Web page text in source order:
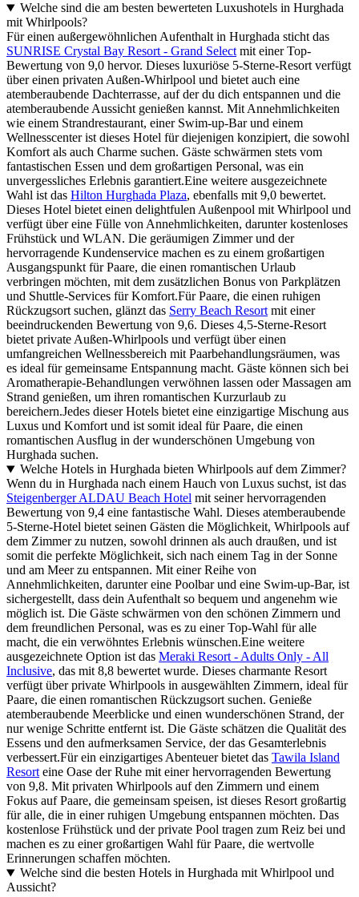
Welche sind die am besten bewerteten Luxushotels in Hurghada
mit Whirlpools?
Für einen außergewöhnlichen Aufenthalt in Hurghada sticht das
SUNRISE Crystal Bay Resort - Grand Select mit einer Top-
Bewertung von 9,0 hervor. Dieses luxuriöse 5-Sterne-Resort verfügt
über einen privaten Außen-Whirlpool und bietet auch eine
atemberaubende Dachterrasse, auf der du dich entspannen und die
atemberaubende Aussicht genießen kannst. Mit Annehmlichkeiten
wie einem Strandrestaurant, einer Swim-up-Bar und einem
Wellnesscenter ist dieses Hotel für diejenigen konzipiert, die sowohl
Komfort als auch Charme suchen. Gäste schwärmen stets vom
fantastischen Essen und dem großartigen Personal, was ein
unvergessliches Erlebnis garantiert.Eine weitere ausgezeichnete
Wahl ist das Hilton Hurghada Plaza, ebenfalls mit 9,0 bewertet.
Dieses Hotel bietet einen delightfulen Außenpool mit Whirlpool und
verfügt über eine Fülle von Annehmlichkeiten, darunter kostenloses
Frühstück und WLAN. Die geräumigen Zimmer und der
hervorragende Kundenservice machen es zu einem großartigen
Ausgangspunkt für Paare, die einen romantischen Urlaub
verbringen möchten, mit dem zusätzlichen Bonus von Parkplätzen
und Shuttle-Services für Komfort.Für Paare, die einen ruhigen
Rückzugsort suchen, glänzt das Serry Beach Resort mit einer
beeindruckenden Bewertung von 9,6. Dieses 4,5-Sterne-Resort
bietet private Außen-Whirlpools und verfügt über einen
umfangreichen Wellnessbereich mit Paarbehandlungsräumen, was
es ideal für gemeinsame Entspannung macht. Gäste können sich bei
Aromatherapie-Behandlungen verwöhnen lassen oder Massagen am
Strand genießen, um ihren romantischen Kurzurlaub zu
bereichern.Jedes dieser Hotels bietet eine einzigartige Mischung aus
Luxus und Komfort und ist somit ideal für Paare, die einen
romantischen Ausflug in der wunderschönen Umgebung von
Hurghada suchen.
Welche Hotels in Hurghada bieten Whirlpools auf dem Zimmer?
Wenn du in Hurghada nach einem Hauch von Luxus suchst, ist das
Steigenberger ALDAU Beach Hotel mit seiner hervorragenden
Bewertung von 9,4 eine fantastische Wahl. Dieses atemberaubende
5-Sterne-Hotel bietet seinen Gästen die Möglichkeit, Whirlpools auf
dem Zimmer zu nutzen, sowohl drinnen als auch draußen, und ist
somit die perfekte Möglichkeit, sich nach einem Tag in der Sonne
und am Meer zu entspannen. Mit einer Reihe von
Annehmlichkeiten, darunter eine Poolbar und eine Swim-up-Bar, ist
sichergestellt, dass dein Aufenthalt so bequem und angenehm wie
möglich ist. Die Gäste schwärmen von den schönen Zimmern und
dem freundlichen Personal, was es zu einer Top-Wahl für alle
macht, die ein verwöhntes Erlebnis wünschen.Eine weitere
ausgezeichnete Option ist das Meraki Resort - Adults Only - All
Inclusive, das mit 8,8 bewertet wurde. Dieses charmante Resort
verfügt über private Whirlpools in ausgewählten Zimmern, ideal für
Paare, die einen romantischen Rückzugsort suchen. Genieße
atemberaubende Meerblicke und einen wunderschönen Strand, der
nur wenige Schritte entfernt ist. Die Gäste schätzen die Qualität des
Essens und den aufmerksamen Service, der das Gesamterlebnis
verbessert.Für ein einzigartiges Abenteuer bietet das Tawila Island
Resort eine Oase der Ruhe mit einer hervorragenden Bewertung
von 9,8. Mit privaten Whirlpools auf den Zimmern und einem
Fokus auf Paare, die gemeinsam speisen, ist dieses Resort großartig
für alle, die in einer ruhigen Umgebung entspannen möchten. Das
kostenlose Frühstück und der private Pool tragen zum Reiz bei und
machen es zu einer großartigen Wahl für Paare, die wertvolle
Erinnerungen schaffen möchten.
Welche sind die besten Hotels in Hurghada mit Whirlpool und
Aussicht?